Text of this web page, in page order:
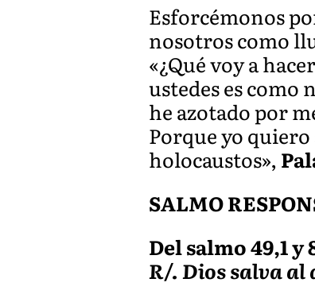
Esforcémonos
nosotros como
«¿Qué voy a
ustedes es como
he azotado por
Porque yo
holocaustos»,
SALMO
Del salmo 49,1 y
R/. Dios salva al